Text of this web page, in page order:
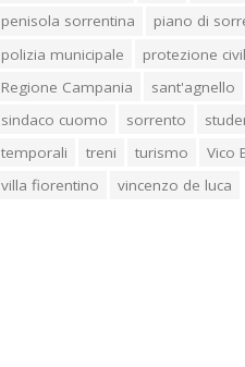
penisola sorrentina
piano di
polizia municipale
protezione
Regione Campania
sant'agnello
sindaco cuomo
sorrento
temporali
treni turismo
Vico
villa fiorentino
vincenzo de luca